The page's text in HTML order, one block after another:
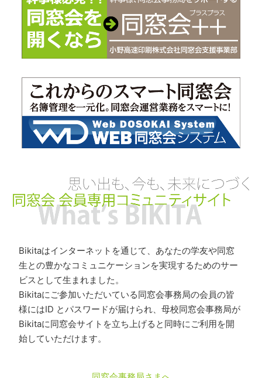
Bikitaはインターネットを通じて、あなたの学友や同窓
生との豊かなコミュニケーションを実現するためのサー
ビスとして生まれました。
Bikitaにご参加いただいている同窓会事務局の会員の皆
様にはID とパスワードが届けられ、母校同窓会事務局が
Bikitaに同窓会サイトを立ち上げると同時にご利用を開
始していただけます。